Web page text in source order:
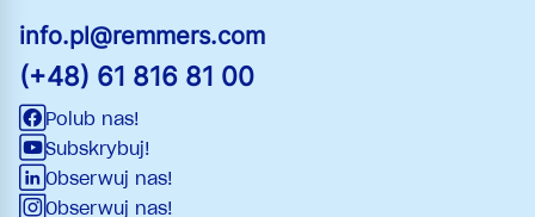
info.pl@remmers.com
(+48) 61 816 81 00
Polub nas!
Subskrybuj!
Obserwuj nas!
Obserwuj nas!